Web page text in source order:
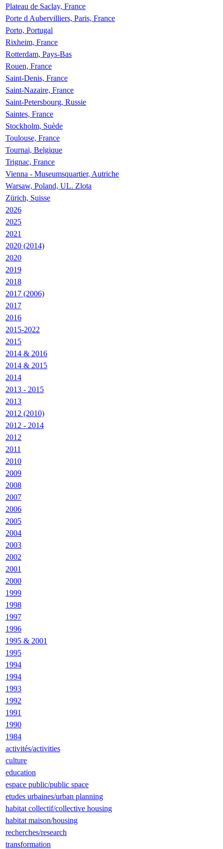
Plateau de Saclay, France
Porte d Aubervilliers, Paris, France
Porto, Portugal
Rixheim, France
Rotterdam, Pays-Bas
Rouen, France
Saint-Denis, France
Saint-Nazaire, France
Saint-Petersbourg, Russie
Saintes, France
Stockholm, Suède
Toulouse, France
Tournai, Belgique
Trignac, France
Vienna - Museumsquartier, Autriche
Warsaw, Poland, UL. Zlota
Zürich, Suisse
2026
2025
2021
2020 (2014)
2020
2019
2018
2017 (2006)
2017
2016
2015-2022
2015
2014 & 2016
2014 & 2015
2014
2013 - 2015
2013
2012 (2010)
2012 - 2014
2012
2011
2010
2009
2008
2007
2006
2005
2004
2003
2002
2001
2000
1999
1998
1997
1996
1995 & 2001
1995
1994
1994
1993
1992
1991
1990
1984
activités/activities
culture
education
espace public/public space
etudes urbaines/urban planning
habitat collectif/collective housing
habitat maison/housing
recherches/research
transformation